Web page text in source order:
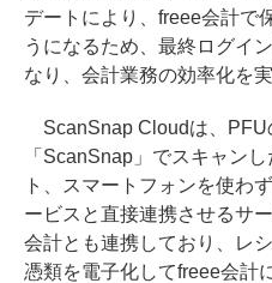
デートにより、freee会計で
うになるため、最終ログイ
なり、会計業務の効率化を
ScanSnap Cloudは、PFU
「ScanSnap」でスキャン
ト、スマートフォンを使わ
ービスと直接連携させるサ
会計とも連携しており、レ
憑類を電子化してfreee会計